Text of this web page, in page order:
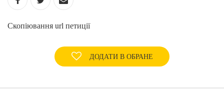
Скопіювання url петиції
ДОДАТИ В ОБРАНЕ